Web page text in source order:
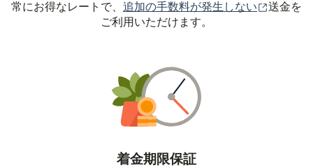
常にお得なレートで、 追加の手数料が発生しない （別ウ
送金を
ご利用いただけます。
着金期限保証